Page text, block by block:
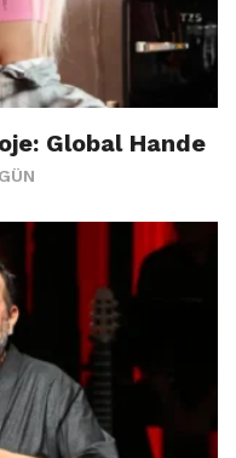
Global Hande